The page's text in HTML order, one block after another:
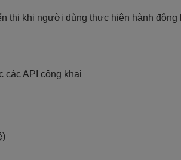
thị khi người dùng thực hiện hành
các API công khai